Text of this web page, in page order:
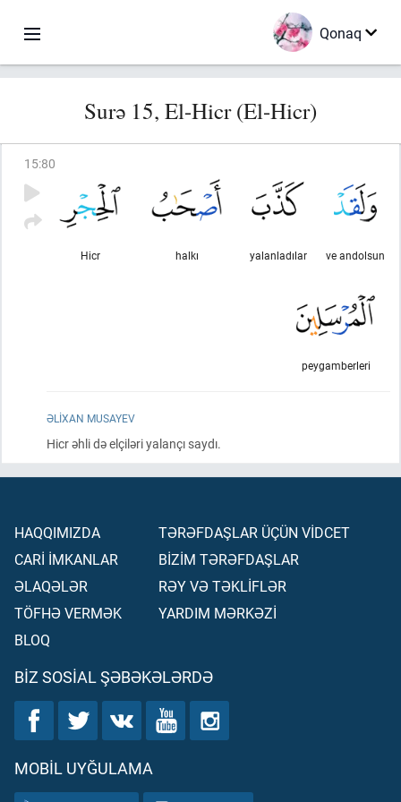
Qonaq
Surə 15, El-Hicr (El-Hicr)
15:80
ve andolsun
yalanladılar
halkı
Hicr
peygamberleri
ƏLIXAN MUSAYEV
Hicr əhli də elçiləri yalançı saydı.
HAQQIMIZDA
CARİ İMKANLAR
ƏLAQƏLƏR
TÖFHƏ VERMƏK
BLOQ
TƏRƏFDAŞLAR ÜÇÜN VİDCET
BİZİM TƏRƏFDAŞLAR
RƏY VƏ TƏKLİFLƏR
YARDIM MƏRKƏZİ
BIZ SOSIAL ŞƏBƏKƏLƏRDƏ
MOBIL UYĞULAMA